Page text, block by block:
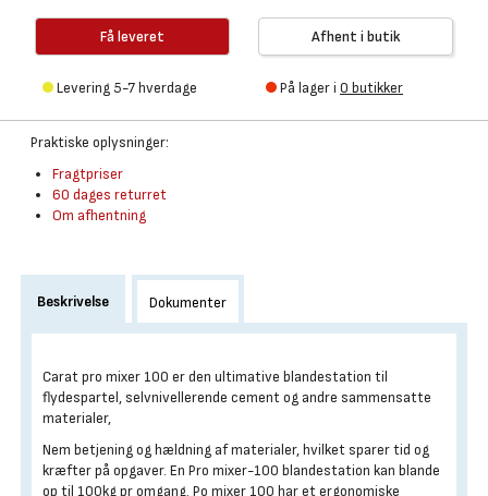
Få leveret
Levering 5-7 hverdage
Afhent i butik
På lager i 0 butikker
Praktiske oplysninger:
Fragtpriser
60 dages returret
Om afhentning
Beskrivelse Dokumenter
Carat pro mixer 100 er den ultimative blandestation til
flydespartel, selvnivellerende cement og andre sammensatte
materialer,
Nem betjening og hældning af materialer, hvilket sparer tid og
kræfter på opgaver. En Pro mixer-100 blandestation kan blande
op til 100kg pr omgang. Po mixer 100 har et ergonomiske